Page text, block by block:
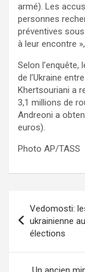
armé). Les
personnes
préventives
à leur encontre
Selon
de l’Ukraine
Khertsouriani a
3,1 millions de
Andreoni a
euros).
Photo AP/TASS
de
l’article
Vedomosti:
ukrainienne
élections